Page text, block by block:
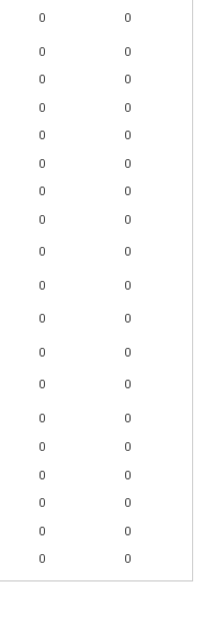
0 0
0
0
0
0
0
0
0
0
0
0
0
0
0 0
0 0
0 0
0 0
0 0
0 0
0
0
0
0
0
0
0
0
0
0
0 0